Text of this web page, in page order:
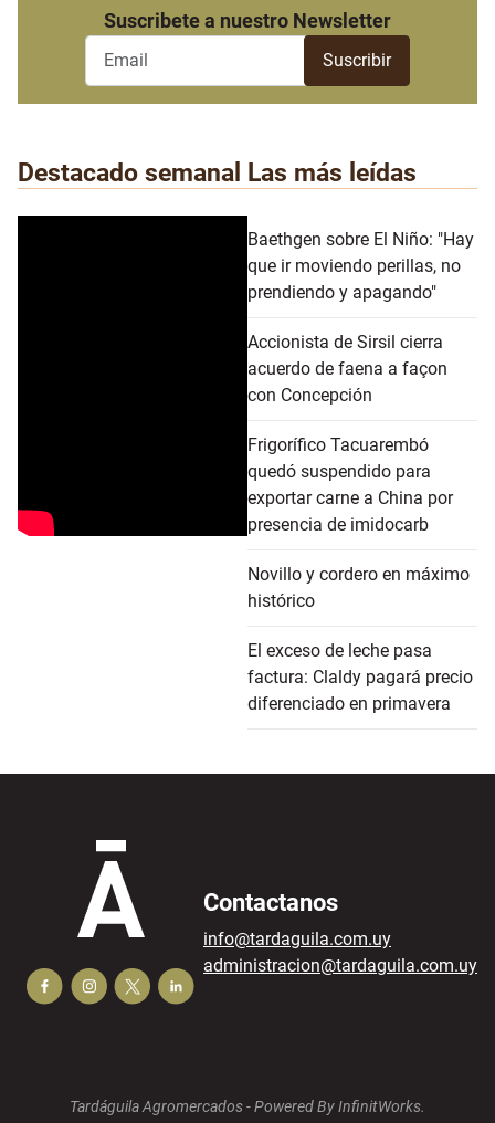
Suscribete a nuestro Newsletter
Destacado semanal Las más leídas
Baethgen sobre El Niño: "Hay
que ir moviendo perillas, no
prendiendo y apagando"
Accionista de Sirsil cierra
acuerdo de faena a façon
con Concepción
Frigorífico Tacuarembó
quedó suspendido para
exportar carne a China por
presencia de imidocarb
Novillo y cordero en máximo
histórico
El exceso de leche pasa
factura: Claldy pagará precio
diferenciado en primavera
Contactanos
info@tardaguila.com.uy
administracion@tardaguila.com.uy
Tardáguila Agromercados -Powered By InfinitWorks.